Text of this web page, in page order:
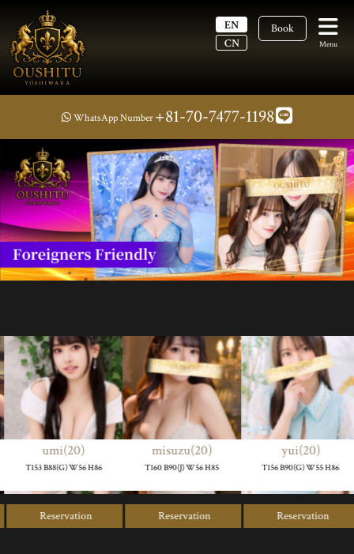
Menu
WhatsApp Number+81-70-7477-1198
EN
CN
Book
umi(20)
T153 B88(G) W56 H86
Reservation
misuzu(20)
T160 B90(J) W56 H85
Reservation
yui(20)
T156 B90(G) W55 H86
Reservation